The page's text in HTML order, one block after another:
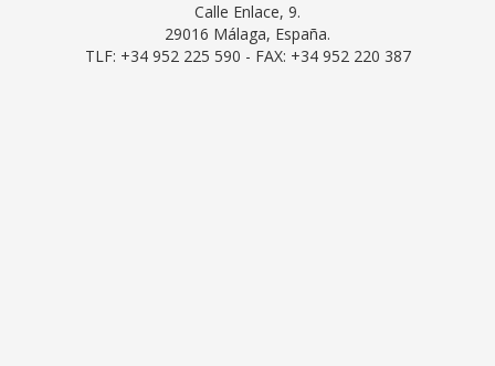
Calle Enlace, 9.
29016 Málaga, España.
TLF: +34 952 225 590 - FAX: +34 952 220 387